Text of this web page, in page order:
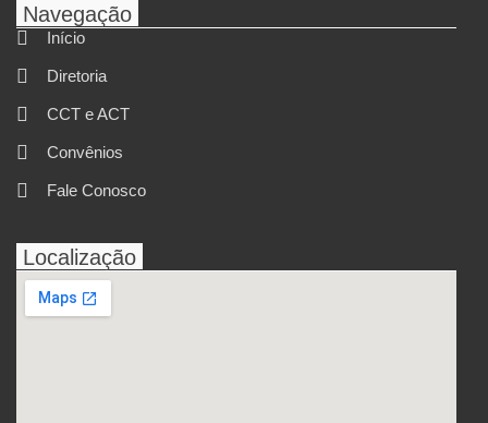
Navegação
Início
Diretoria
CCT e ACT
Convênios
Fale Conosco
Localização